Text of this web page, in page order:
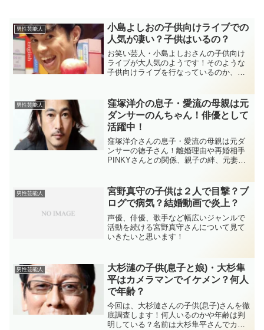
男性芸能人
小島よしおの子供向けライブでの
人気が凄い？子供はいるの？
お笑い芸人・小島よしおさんの子供向け
ライブが大人気のようです！そのような
子供向けライブを行なっているのか、人
のかについても調べてみました！
男性芸能人
窪塚洋介の息子・愛流の母親は元
ダンサーのんちゃん！俳優として
活躍中！
窪塚洋介さんの息子・愛流の母親は元ダ
ンサーの徳子さん！離婚理由や再婚相手
PINKYさんとの関係、親子の絆、元妻と
介していきます！
男性芸能人
宮野真守の子供は２人で目撃？ブ
ログで病気？結婚動画で炎上？
声優、俳優、歌手など幅広いジャンルで
活動を続ける宮野真守さんについて見て
いきたいと思います！
男性芸能人
大杉漣の子供(息子と娘)・大杉隼
平はカメラマンでイケメン？何人
で年齢？
今回は、大杉漣さんの子供(息子)さんを徹
底調査します！何人いるのかや年齢は判
明している？名前は大杉隼平さんでカメ